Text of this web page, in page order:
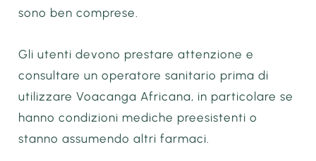
sono ben comprese.
Gli utenti devono prestare attenzione e
consultare un operatore sanitario prima di
utilizzare Voacanga Africana, in particolare se
hanno condizioni mediche preesistenti o
stanno assumendo altri farmaci.